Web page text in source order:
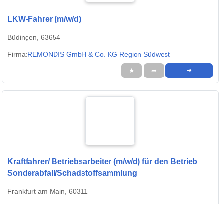
LKW-Fahrer (m/w/d)
Büdingen, 63654
Firma:REMONDIS GmbH & Co. KG Region Südwest
★ ➦ ➜
Kraftfahrer/ Betriebsarbeiter (m/w/d) für den Betrieb
Sonderabfall/Schadstoffsammlung
Frankfurt am Main, 60311